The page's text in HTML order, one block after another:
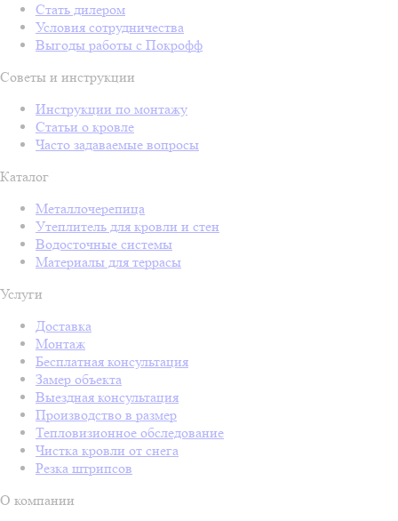
Стать дилером
Условия сотрудничества
Выгоды работы с Покрофф
Советы и инструкции
Инструкции по монтажу
Статьи о кровле
Часто задаваемые вопросы
Каталог
Металлочерепица
Утеплитель для кровли и стен
Водосточные системы
Материалы для террасы
Услуги
Доставка
Монтаж
Бесплатная консультация
Замер объекта
Выездная консультация
Производство в размер
Тепловизионное обследование
Чистка кровли от снега
Резка штрипсов
О компании